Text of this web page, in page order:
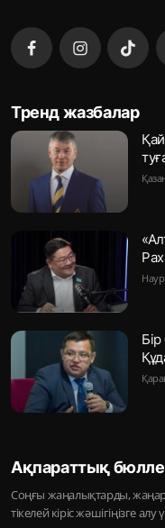
Тренд жазбалар
Ақпараттық
Соңғы жаңалықтарды,
тікелей кіріс жәшігіңізге